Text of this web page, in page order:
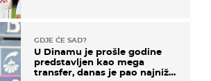
GDJE ĆE SAD?
U Dinamu je prošle godine
predstavljen kao mega
transfer, danas je pao najniže